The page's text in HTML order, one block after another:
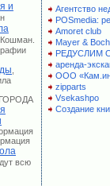
и
всю
Агентство
POSmedia:
Amoret club
Mayer & Boch
РЕДУСЛИМ
аренда-
ООО
zipparts
Vsekashpo
Создание